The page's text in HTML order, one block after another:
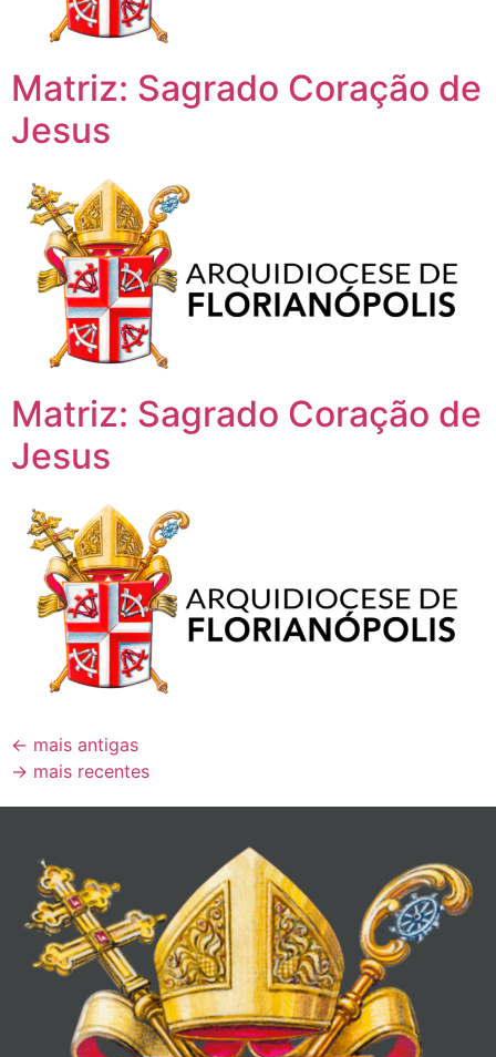
Matriz: Sagrado Coração de
Jesus
Matriz: Sagrado Coração de
Jesus
← mais antigas
→ mais recentes